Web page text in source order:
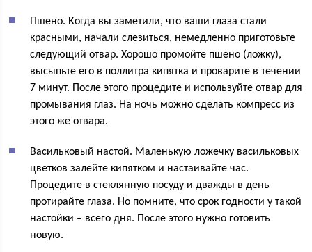
Пшено. Когда вы заметили, что ваши глаза стали
красными, начали слезиться, немедленно приготовьте
следующий отвар. Хорошо промойте пшено (ложку),
высыпьте его в поллитра кипятка и проварите в течении
7 минут. После этого процедите и используйте отвар для
промывания глаз. На ночь можно сделать компресс из
этого же отвара.
Васильковый настой. Маленькую ложечку васильковых
цветков залейте кипятком и настаивайте час.
Процедите в стеклянную посуду и дважды в день
протирайте глаза. Но помните, что срок годности у такой
настойки – всего дня. После этого нужно готовить
новую.